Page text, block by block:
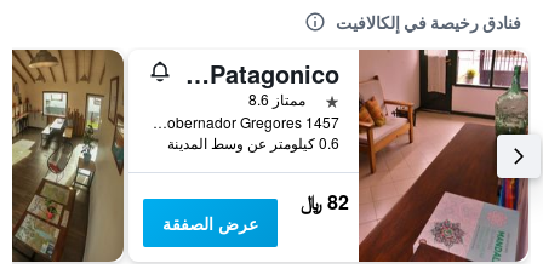
فنادق رخيصة في إلكالافيت
Amancay Hostal Patagonico
نجمة واحدة
ممتاز 8.6
Gobernador Gregores 1457, إلكالافيت, محافظة سانتا كروز, الأرجنتين
0.6 كيلومتر عن وسط المدينة
82 ﷼
عرض الصفقة